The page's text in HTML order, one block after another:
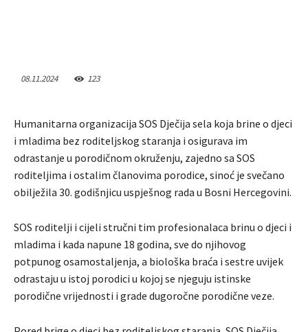
08.11.2024 123
Humanitarna organizacija SOS Dječija sela koja brine o djeci
i mladima bez roditeljskog staranja i osigurava im
odrastanje u porodičnom okruženju, zajedno sa SOS
roditeljima i ostalim članovima porodice, sinoć je svečano
obilježila 30. godišnjicu uspješnog rada u Bosni Hercegovini.
SOS roditelji i cijeli stručni tim profesionalaca brinu o djeci i
mladima i kada napune 18 godina, sve do njihovog
potpunog osamostaljenja, a biološka braća i sestre uvijek
odrastaju u istoj porodici u kojoj se njeguju istinske
porodične vrijednosti i grade dugoročne porodične veze.